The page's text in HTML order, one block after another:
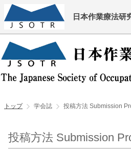
日本作業療法研
トップ 学会誌 投稿方法 Submission
投稿方法 Submission